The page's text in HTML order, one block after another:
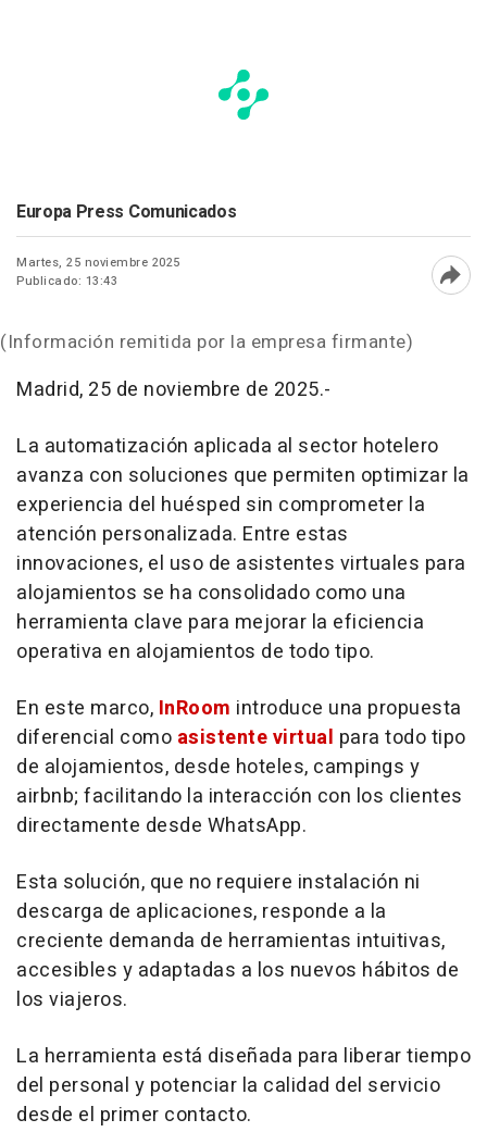
Europa Press Comunicados
Martes, 25 noviembre 2025
Publicado: 13:43
(Información remitida por la empresa firmante)
Madrid, 25 de noviembre de 2025.-
La automatización aplicada al sector hotelero
avanza con soluciones que permiten optimizar la
experiencia del huésped sin comprometer la
atención personalizada. Entre estas
innovaciones, el uso de asistentes virtuales para
alojamientos se ha consolidado como una
herramienta clave para mejorar la eficiencia
operativa en alojamientos de todo tipo.
En este marco, InRoom introduce una propuesta
diferencial como asistente virtual para todo tipo
de alojamientos, desde hoteles, campings y
airbnb; facilitando la interacción con los clientes
directamente desde WhatsApp.
Esta solución, que no requiere instalación ni
descarga de aplicaciones, responde a la
creciente demanda de herramientas intuitivas,
accesibles y adaptadas a los nuevos hábitos de
los viajeros.
La herramienta está diseñada para liberar tiempo
del personal y potenciar la calidad del servicio
desde el primer contacto.